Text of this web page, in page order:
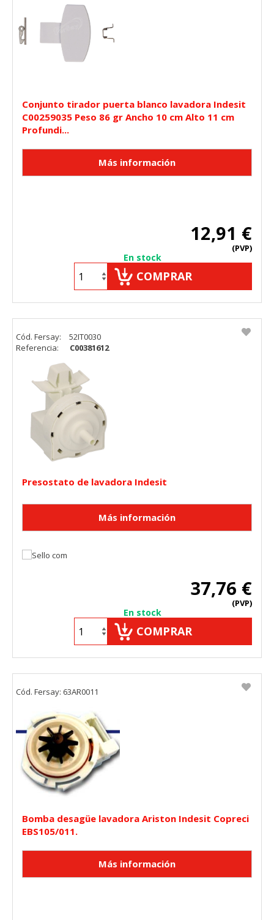
Conjunto tirador puerta blanco lavadora Indesit
C00259035 Peso 86 gr Ancho 10 cm Alto 11 cm
Profundi...
12,91 €
(PVP)
En stock
COMPRAR
Presostato de lavadora Indesit
37,76 €
(PVP)
En stock
COMPRAR
Cód. Fersay:
52IT0030
Referencia:
C00381612
Bomba desagüe lavadora Ariston Indesit Copreci
EBS105/011.
Cód. Fersay: 63AR0011